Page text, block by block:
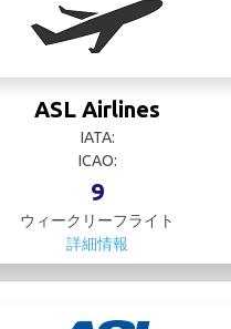
ASL Airlines
IATA:
ICAO:
9
ウィークリーフライト
詳細情報